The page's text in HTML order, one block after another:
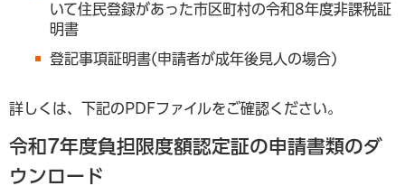
いて住民登録があった市区町村の令和8年度非課税証
明書
登記事項証明書(申請者が成年後見人の場合)
詳しくは、下記のPDFファイルをご確認ください。
令和7年度負担限度額認定証の申請書類のダ
ウンロード